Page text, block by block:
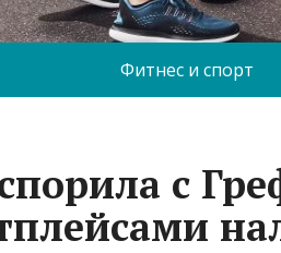
Фитнес и спорт
с